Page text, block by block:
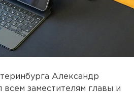
Александр
заместителям главы и